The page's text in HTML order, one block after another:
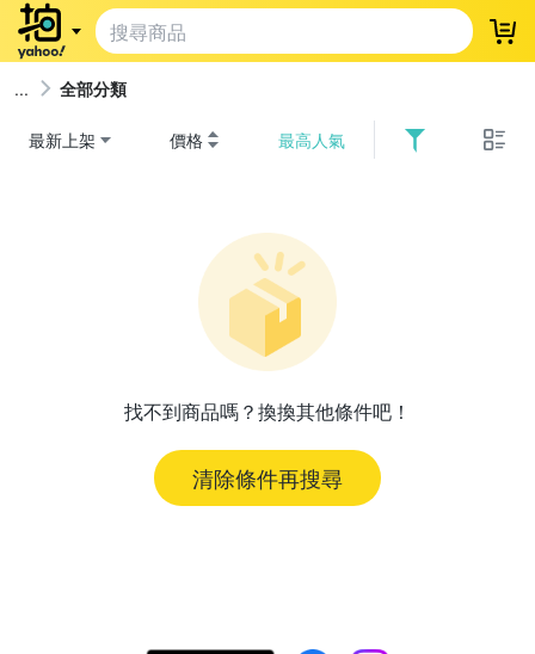
登
全部分類
最新上架 價格 最高人氣
找不到商品嗎？換換其他條件吧！
清除條件再搜尋